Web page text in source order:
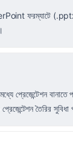
ফরম্যাটে
মধ্যে প্রেজেন্টেশন
তৈরির সুবিধা